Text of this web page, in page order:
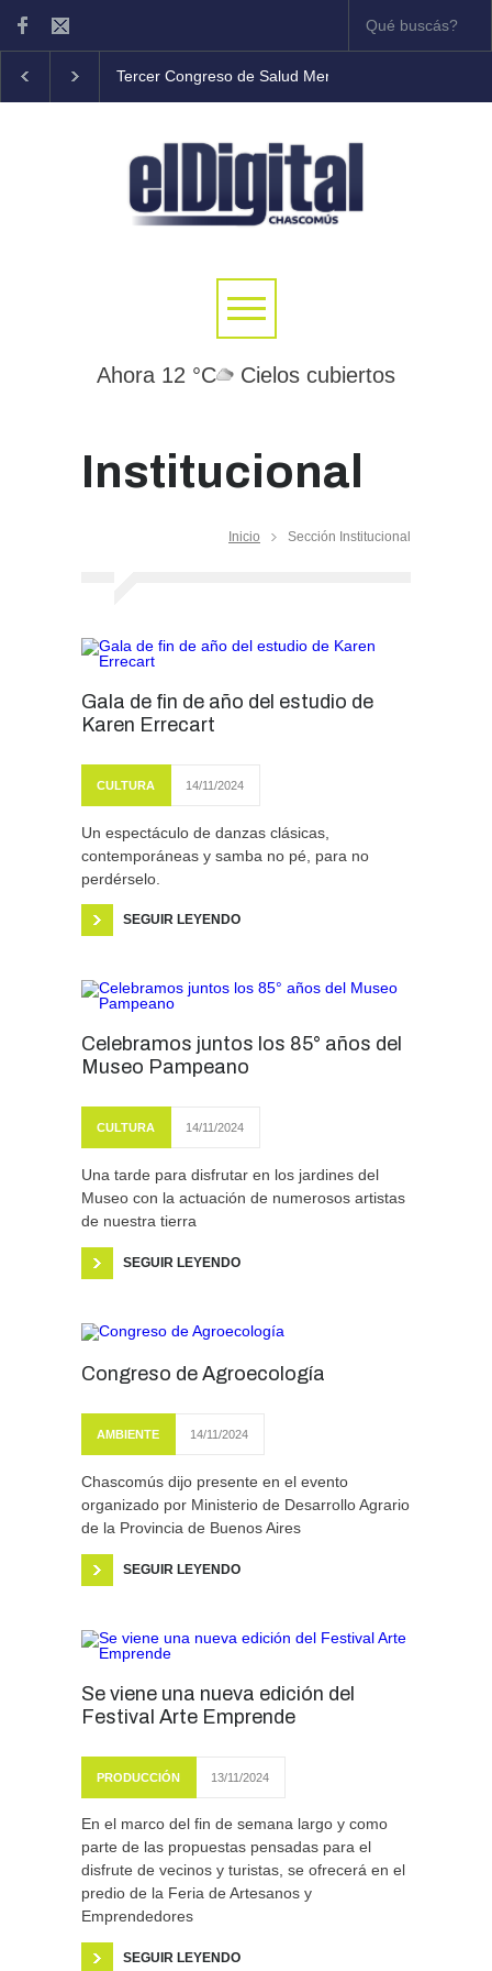
Tercer Congreso de Salud Mental Comunitaria en
Ahora 12 °C Cielos cubiertos
Institucional
Inicio Sección Institucional
Gala de fin de año del estudio de
Karen Errecart
CULTURA 14/11/2024
Un espectáculo de danzas clásicas,
contemporáneas y samba no pé, para no
perdérselo.
SEGUIR LEYENDO
Celebramos juntos los 85° años del
Museo Pampeano
CULTURA 14/11/2024
Una tarde para disfrutar en los jardines del
Museo con la actuación de numerosos artistas
de nuestra tierra
SEGUIR LEYENDO
Congreso de Agroecología
AMBIENTE 14/11/2024
Chascomús dijo presente en el evento
organizado por Ministerio de Desarrollo Agrario
de la Provincia de Buenos Aires
SEGUIR LEYENDO
Se viene una nueva edición del
Festival Arte Emprende
PRODUCCIÓN 13/11/2024
En el marco del fin de semana largo y como
parte de las propuestas pensadas para el
disfrute de vecinos y turistas, se ofrecerá en el
predio de la Feria de Artesanos y
Emprendedores
SEGUIR LEYENDO